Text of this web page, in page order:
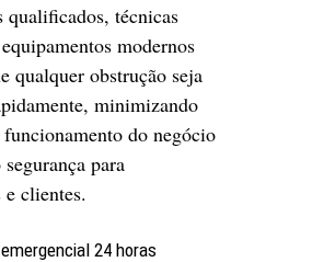
qualificados, técnicas
modernos
qualquer obstrução seja
minimizando
do negócio
para
clientes.
24 horas